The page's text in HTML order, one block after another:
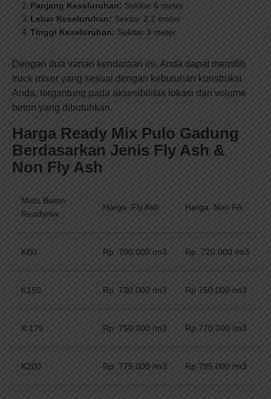
Panjang Keseluruhan: Sekitar 6 meter
Lebar Keseluruhan: Sekitar 2,2 meter
Tinggi Keseluruhan: Sekitar 3 meter
Dengan dua varian kendaraan ini, Anda dapat memilih
truck mixer yang sesuai dengan kebutuhan konstruksi
Anda, tergantung pada aksesibilitas lokasi dan volume
beton yang dibutuhkan.
Harga Ready Mix Pulo Gadung
Berdasarkan Jenis Fly Ash &
Non Fly Ash
Mutu Beton
Readymix
Harga Fly Ash Harga Non FA
KB0 Rp 700.000 /m3 Rp 720.000 /m3
K150 Rp 730.000 /m3 Rp 750.000 /m3
K 175 Rp 750.000 /m3 Rp 770.000 /m3
K200 Rp 775.000 /m3 Rp 795.000 /m3